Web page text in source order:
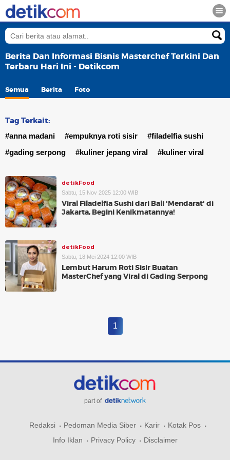
Berita Dan Informasi Bisnis Masterchef Terkini Dan
Terbaru Hari Ini - Detikcom
Semua Berita Foto
Tag Terkait:
#anna madani #empuknya roti sisir
#filadelfia sushi
#gading serpong
#kuliner jepang viral #kuliner viral
detikFood
Sabtu, 15 Nov 2025 12:00 WIB
Viral Filadelfia Sushi dari Bali 'Mendarat' di
Jakarta, Begini Kenikmatannya!
detikFood
Sabtu, 18 Mei 2024 12:00 WIB
Lembut Harum Roti Sisir Buatan
MasterChef yang Viral di Gading Serpong
1
part of
Redaksi Pedoman Media Siber Karir
Kotak Pos
Info Iklan
Privacy Policy Disclaimer